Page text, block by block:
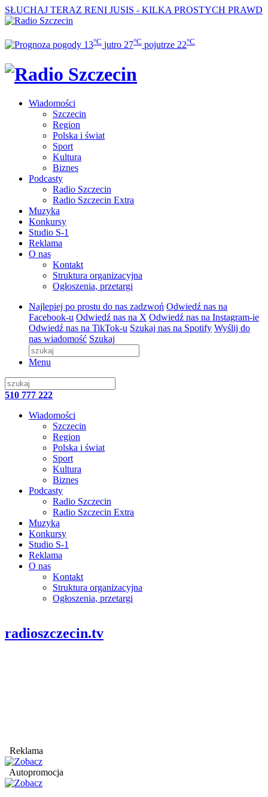
SŁUCHAJ TERAZ RENI JUSIS - KILKA PROSTYCH PRAWD
13°C jutro 27°C pojutrze 22°C
Wiadomości
Szczecin
Region
Polska i świat
Sport
Kultura
Biznes
Podcasty
Radio Szczecin
Radio Szczecin Extra
Muzyka
Konkursy
Studio S-1
Reklama
O nas
Kontakt
Struktura organizacyjna
Ogłoszenia, przetargi
Najlepiej po prostu do nas zadzwoń Odwiedź nas na
Facebook-u Odwiedź nas na X Odwiedź nas na Instagram-ie
Odwiedź nas na TikTok-u Szukaj nas na Spotify Wyślij do
nas wiadomość Szukaj
Menu
510 777 222
Wiadomości
Szczecin
Region
Polska i świat
Sport
Kultura
Biznes
Podcasty
Radio Szczecin
Radio Szczecin Extra
Muzyka
Konkursy
Studio S-1
Reklama
O nas
Kontakt
Struktura organizacyjna
Ogłoszenia, przetargi
radioszczecin.tv
Reklama
Autopromocja